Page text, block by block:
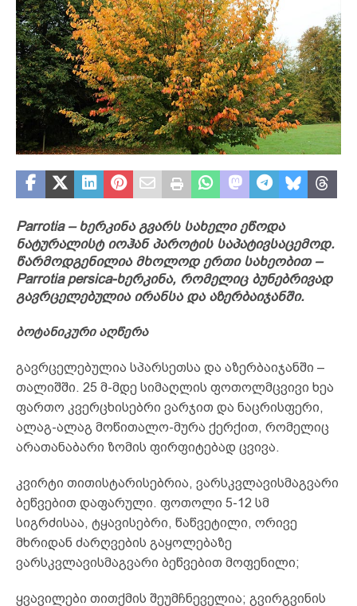
Parrotia – ხერკინა გვარს სახელი ეწოდა
ნატურალისტ იოჰან პაროტის საპატივსაცემოდ.
წარმოდგენილია მხოლოდ ერთი სახეობით –
Parrotia persica-ხერკინა, რომელიც ბუნებრივად
გავრცელებულია ირანსა და აზერბაიჯანში.
ბოტანიკური აღწერა
გავრცელებულია სპარსეთსა და აზერბაიჯანში –
თალიშში. 25 მ-მდე სიმაღლის ფოთოლმცვივი ხეა
ფართო კვერცხისებრი ვარჯით და ნაცრისფერი,
ალაგ-ალაგ მოწითალო-მურა ქერქით, რომელიც
არათანაბარი ზომის ფირფიტებად ცვივა.
კვირტი თითისტარისებრია, ვარსკვლავისმაგვარი
ბეწვებით დაფარული. ფოთოლი 5-12 სმ
სიგრძისაა, ტყავისებრი, წაწვეტილი, ორივე
მხრიდან ძარღვების გაყოლებაზე
ვარსკვლავისმაგვარი ბეწვებით მოფენილი;
ყვავილები თითქმის შეუმჩნეველია; გვირგვინის